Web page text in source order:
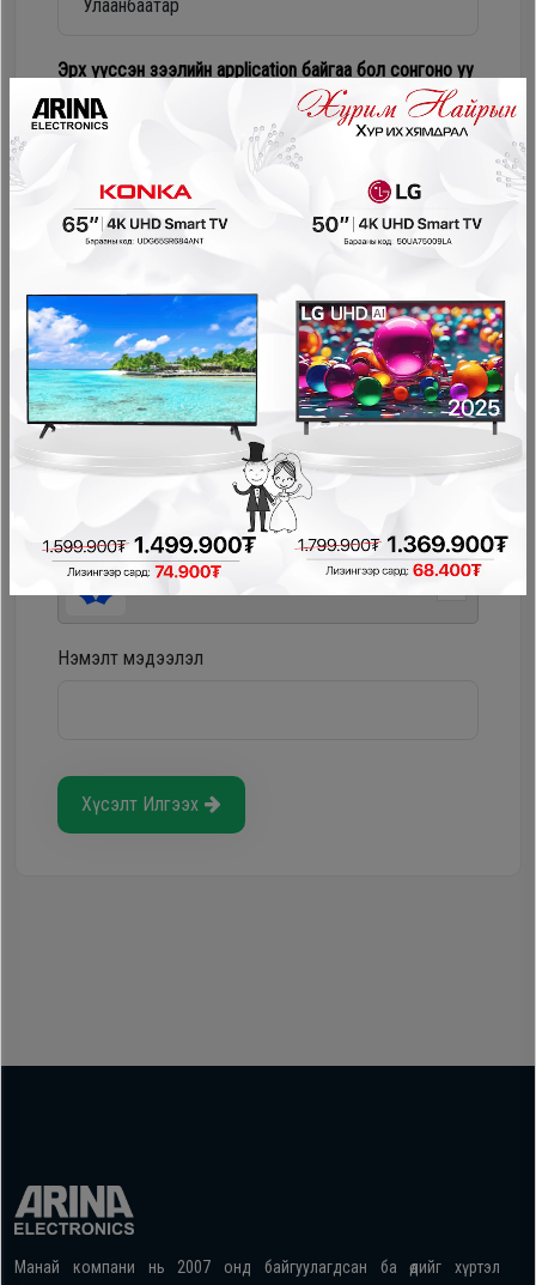
Эрх үүссэн зээлийн application байгаа бол сонгоно уу
Соно сонгодог зээл
PayOn - LeaseOn
NetPay - Шимтгэлгүй ав, хүүгүй төл
Pocket - урьдчилгаагүй, шимтгэлгүй
Нэмэлт мэдээлэл
Хүсэлт Илгээх
Манай компани нь 2007 онд байгуулагдсан ба өдийг хүртэл